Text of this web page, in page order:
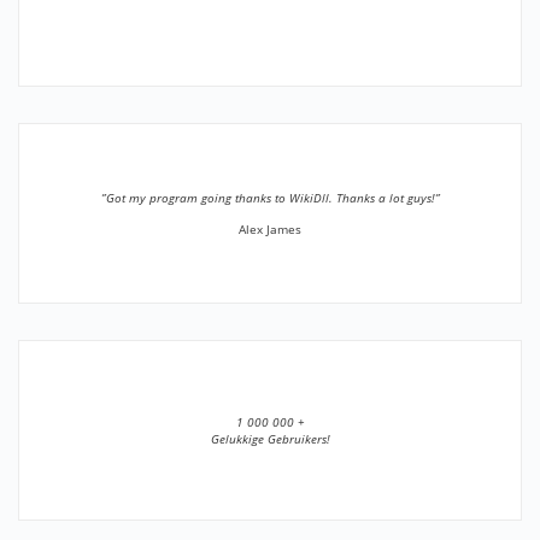
”Got my program going thanks to WikiDll. Thanks a lot guys!”
Alex James
1 000 000 +
Gelukkige Gebruikers!